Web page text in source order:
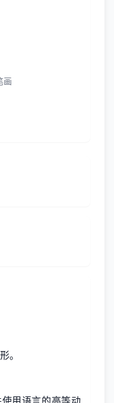
画
。